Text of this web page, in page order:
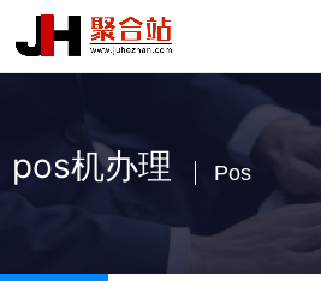
pos机办理 Pos